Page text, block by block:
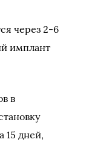
через 2-6
имплант
в
15 дней,